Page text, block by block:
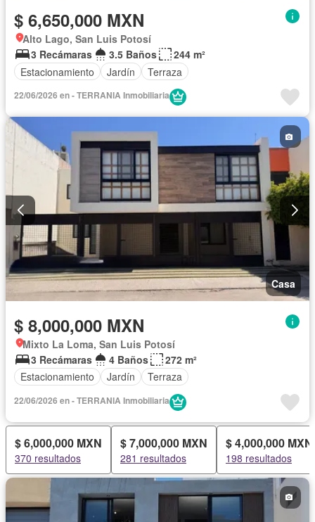
$ 6,650,000 MXN
Alto Lago, San Luis Potosí
3 Recámaras
3.5 Baños
244 m²
Estacionamiento
Jardín Terraza
22/06/2026 en - TERRANIA Inmobiliaria
Casa
$ 8,000,000 MXN
Mixto La Loma, San Luis Potosí
3 Recámaras
4 Baños
272 m²
Estacionamiento
Jardín Terraza
22/06/2026 en - TERRANIA Inmobiliaria
$ 6,000,000 MXN
370 resultados
$ 7,000,000 MXN
281 resultados
$ 4,000,000 MXN
198 resultados